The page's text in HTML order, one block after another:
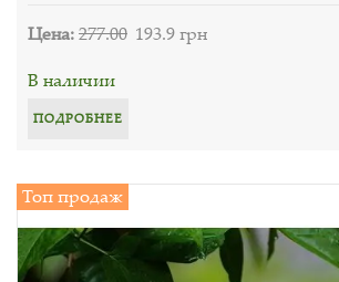
Цена:277.00 193.9 грн
В наличии
ПОДРОБНЕЕ
Топ продаж